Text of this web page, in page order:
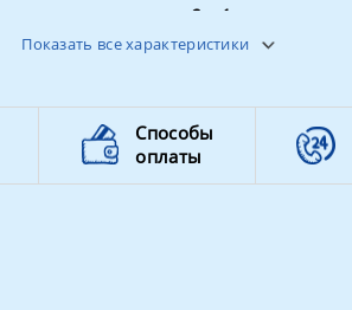
2 в 1
до 22 кг
Показать все характеристики
Способы
оплаты